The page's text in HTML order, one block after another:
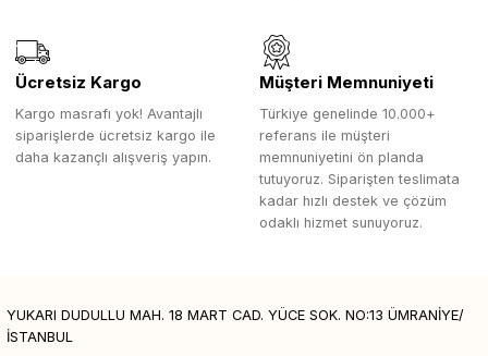
Ücretsiz Kargo
Kargo masrafı yok! Avantajlı
siparişlerde ücretsiz kargo ile
daha kazançlı alışveriş yapın.
Müşteri Memnuniyeti
Türkiye genelinde 10.000+
referans ile müşteri
memnuniyetini ön planda
tutuyoruz. Siparişten teslimata
kadar hızlı destek ve çözüm
odaklı hizmet sunuyoruz.
YUKARI DUDULLU MAH. 18 MART CAD. YÜCE SOK. NO:13 ÜMRANİYE/
İSTANBUL